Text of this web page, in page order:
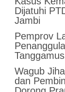
Dijatuhi
Jambi
Pemprov
Tanggamus
Wagub
dan